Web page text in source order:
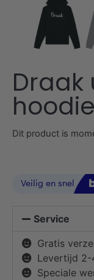
Draak
Dit product is
Service
Gratis
Levertijd 2-
Speciale